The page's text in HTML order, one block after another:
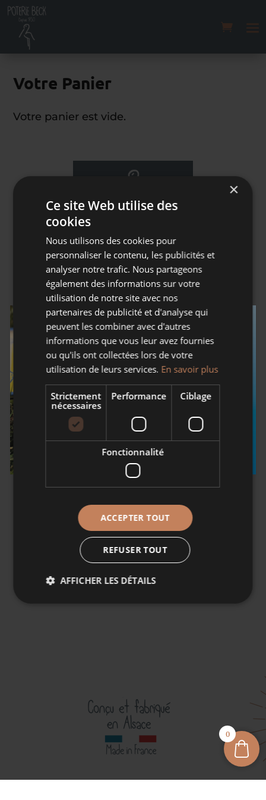
Votre Panier
Votre panier est vide.
Vous avez oublié
quelque chose ?
Retour boutique
0
×
Ce site Web utilise des
cookies
Nous utilisons des cookies pour
personnaliser le contenu, les publicités et
analyser notre trafic. Nous partageons
également des informations sur votre
utilisation de notre site avec nos
partenaires de publicité et d'analyse qui
peuvent les combiner avec d'autres
informations que vous leur avez fournies
ou qu'ils ont collectées lors de votre
utilisation de leurs services. En savoir plus
Strictement
nécessaires
Performance Ciblage
Fonctionnalité
ACCEPTER TOUT
REFUSER TOUT
AFFICHER LES DÉTAILS